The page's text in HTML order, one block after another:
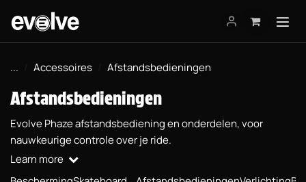
... Accessoires Afstandsbedieningen
Afstandsbedieningen
Evolve Phaze afstandsbediening en onderdelen, voor
nauwkeurige controle over je ride.
Learn more